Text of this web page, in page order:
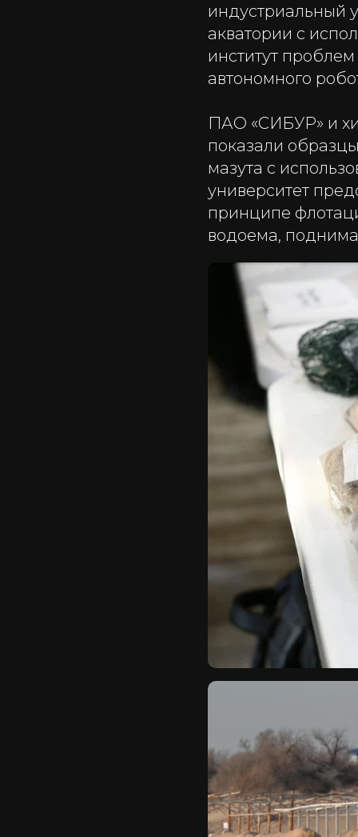
индустриальный
акватории с
институт
автономного
ПАО «СИБУР» и
показали
мазута с
университет
принципе
водоема,